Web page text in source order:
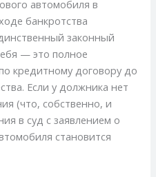
автомобиля в
банкротства
законный
— это полное
кредитному договору до
Если у должника нет
(что, собственно, и
в суд с заявлением о
становится